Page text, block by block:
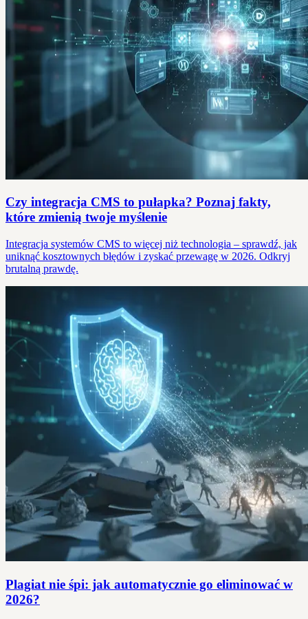
Czy integracja CMS to pułapka? Poznaj fakty,
które zmienią twoje myślenie
Integracja systemów CMS to więcej niż technologia – sprawdź, jak
uniknąć kosztownych błędów i zyskać przewagę w 2026. Odkryj
brutalną prawdę.
Plagiat nie śpi: jak automatycznie go eliminować w
2026?